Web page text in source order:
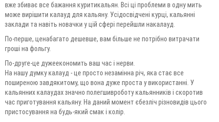
вже збиває все бажання куритикальян. Всі ці проблеми в одну мить
може вирішити калауд для кальяну. Усідосвідчені курці, кальянні
заклади та навіть новачки у цій сфері перейшли накалауд.
По-перше, ценабагато дешевше, вам більше не потрібно витрачати
гроші на фольгу.
По-друге-це дужеекономить ваш час і нерви.
На нашу думку калауд - це просто незамінна річ, яка стає все
поширеною завдякитому, що вона дуже проста у використанні. У
кальянних калаудах значно полегшивроботу кальянників і скоротив
час приготування кальяну. На даний момент єбезліч різновидів цього
пристосування на будь-який смак і колір.